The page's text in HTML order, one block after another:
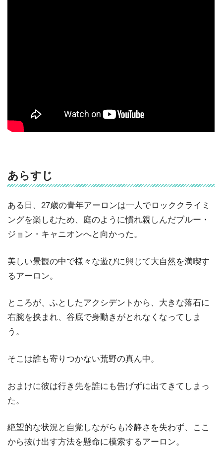
あらすじ
ある日、27歳の青年アーロンは一人でロッククライミ
ングを楽しむため、庭のように慣れ親しんだブルー・
ジョン・キャニオンへと向かった。
美しい景観の中で様々な遊びに興じて大自然を満喫す
るアーロン。
ところが、ふとしたアクシデントから、大きな落石に
右腕を挟まれ、谷底で身動きがとれなくなってしま
う。
そこは誰も寄りつかない荒野の真ん中。
おまけに彼は行き先を誰にも告げずに出てきてしまっ
た。
絶望的な状況と自覚しながらも冷静さを失わず、ここ
から抜け出す方法を懸命に模索するアーロン。